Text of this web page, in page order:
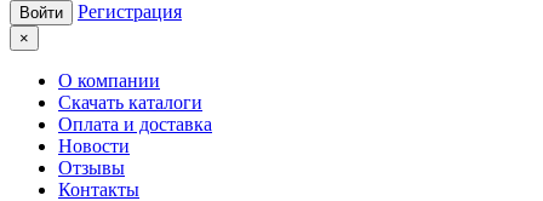
Регистрация
×
О компании
Скачать каталоги
Оплата и доставка
Новости
Отзывы
Контакты